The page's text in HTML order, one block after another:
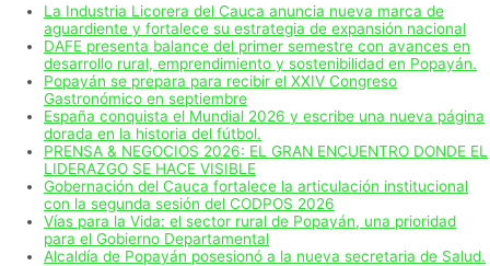
La Industria Licorera del Cauca anuncia nueva marca de
aguardiente y fortalece su estrategia de expansión nacional
DAFE presenta balance del primer semestre con avances en
desarrollo rural, emprendimiento y sostenibilidad en Popayán.
Popayán se prepara para recibir el XXIV Congreso
Gastronómico en septiembre
España conquista el Mundial 2026 y escribe una nueva página
dorada en la historia del fútbol.
PRENSA & NEGOCIOS 2026: EL GRAN ENCUENTRO DONDE EL
LIDERAZGO SE HACE VISIBLE
Gobernación del Cauca fortalece la articulación institucional
con la segunda sesión del CODPOS 2026
Vías para la Vida: el sector rural de Popayán, una prioridad
para el Gobierno Departamental
Alcaldía de Popayán posesionó a la nueva secretaria de Salud.